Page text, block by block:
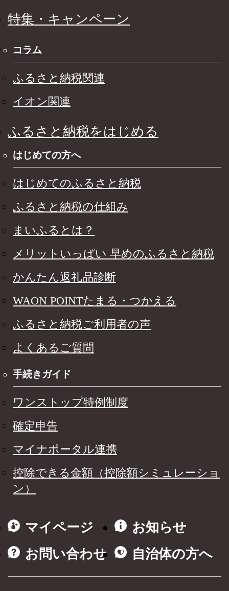
特集・キャンペーン
コラム
ふるさと納税関連
イオン関連
ふるさと納税をはじめる
はじめての方へ
はじめてのふるさと納税
ふるさと納税の仕組み
まいふるとは？
メリットいっぱい 早めのふるさと納税
かんたん返礼品診断
WAON POINTたまる・つかえる
ふるさと納税ご利用者の声
よくあるご質問
手続きガイド
ワンストップ特例制度
確定申告
マイナポータル連携
控除できる金額（控除額シミュレーショ
ン）
マイページ
お知らせ
お問い合わせ
自治体の方へ